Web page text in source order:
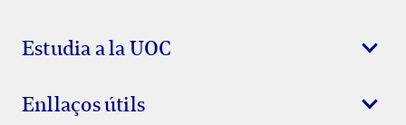
Estudia a la UOC
Enllaços útils